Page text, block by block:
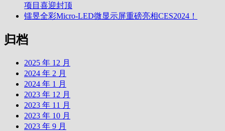
项目喜迎封顶
镭昱全彩Micro-LED微显示屏重磅亮相CES2024！
归档
2025 年 12 月
2024 年 2 月
2024 年 1 月
2023 年 12 月
2023 年 11 月
2023 年 10 月
2023 年 9 月